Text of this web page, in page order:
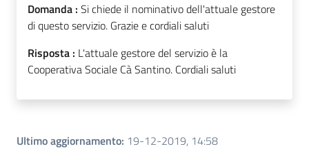
Domanda : Si chiede il nominativo dell'attuale gestore
di questo servizio. Grazie e cordiali saluti
Risposta : L'attuale gestore del servizio è la
Cooperativa Sociale Cà Santino. Cordiali saluti
Ultimo aggiornamento: 19-12-2019, 14:58